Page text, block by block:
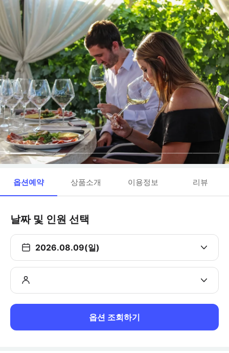
옵션예약 상품소개 이용정보 리뷰
날짜 및 인원 선택
2026.08.09(일)
옵션 조회하기